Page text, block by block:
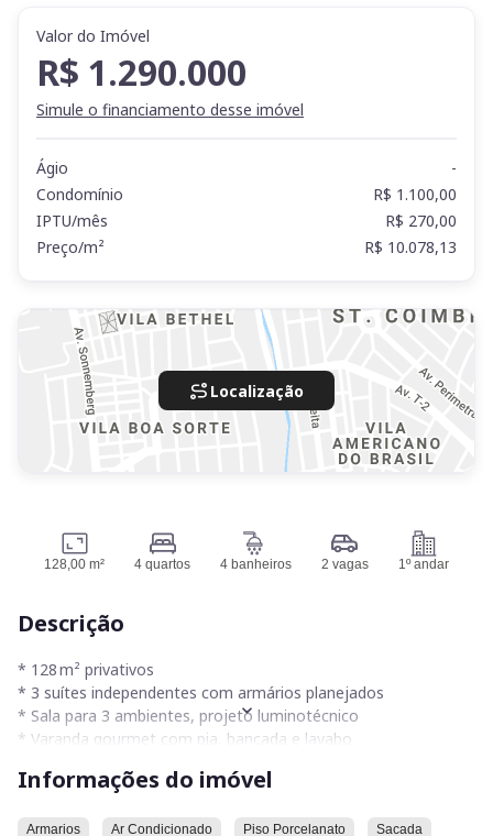
Valor do Imóvel
R$ 1.290.000
Simule o financiamento desse imóvel
Ágio
-
Condomínio
R$ 1.100,00
IPTU/mês
R$ 270,00
Preço/m²
R$ 10.078,13
Localização
128,00 m² 4 quartos 4 banheiros 2 vagas 1º andar
Descrição
* 128 m² privativos
* 3 suítes independentes com armários planejados
* Sala para 3 ambientes, projeto luminotécnico
* Varanda gourmet com pia, bancada e lavabo
louças
baias de trabalho e independentes do apartamento)
Informações do imóvel
Armarios Ar Condicionado Piso Porcelanato
Sacada